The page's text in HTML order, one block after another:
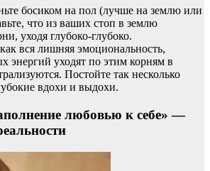
босиком на пол (лучше на землю или
что из ваших стоп в землю
уходя глубоко-глубоко.
вся лишняя эмоциональность,
энергий уходят по этим корням в
Постойте так несколько
вдохи и выдохи.
любовью к себе» —